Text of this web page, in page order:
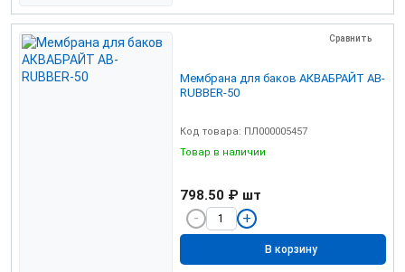
Сравнить
Мембрана для баков АКВАБРАЙТ AB-
RUBBER-50
Код товара: ПЛ000005457
Товар в наличии
798.50 ₽ шт
В корзину